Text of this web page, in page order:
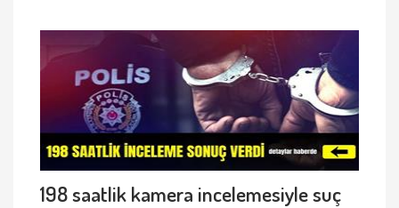
198 saatlik kamera incelemesiyle suç